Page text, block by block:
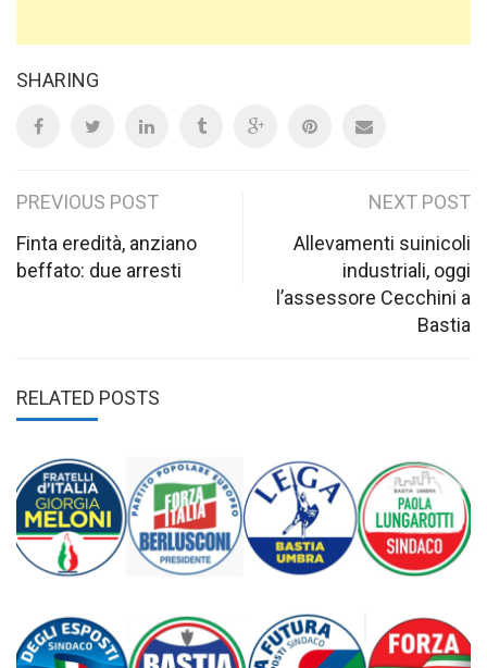
SHARING
Post
navigation
PREVIOUS POST
Finta eredità, anziano
beffato: due arresti
NEXT POST
Allevamenti suinicoli
industriali, oggi
l’assessore Cecchini a
Bastia
RELATED POSTS